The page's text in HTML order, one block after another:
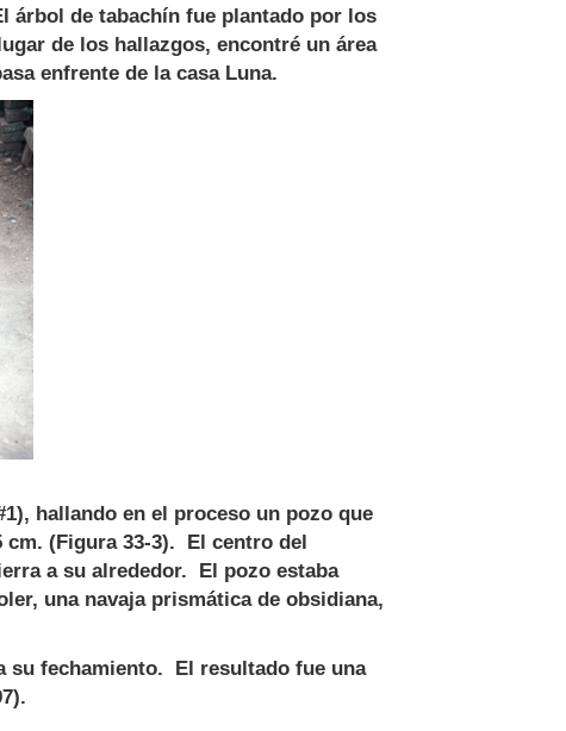
árbol de tabachín fue plantado por los
de los hallazgos, encontré un área
enfrente de la casa Luna.
hallando en el proceso un pozo que
cm. (Figura 33-3). El centro del
a su alrededor. El pozo estaba
una navaja prismática de obsidiana,
su fechamiento. El resultado fue una